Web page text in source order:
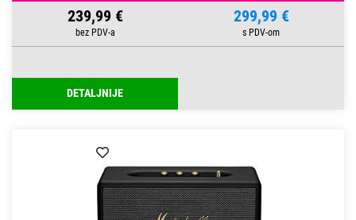
239,99 € 299,99 €
DETALJNIJE